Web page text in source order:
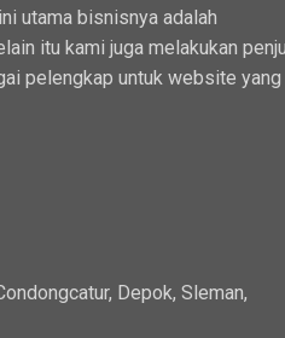
utama bisnisnya adalah
itu kami juga melakukan
pelengkap untuk website yang
Depok, Sleman,